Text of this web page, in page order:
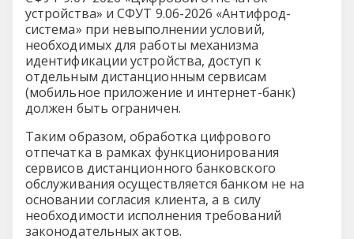
устройства» и СФУТ 9.06-2026 «Антифрод-
система» при невыполнении условий,
необходимых для работы механизма
идентификации устройства, доступ к
отдельным дистанционным сервисам
(мобильное приложение и интернет-банк)
должен быть ограничен.
Таким образом, обработка цифрового
отпечатка в рамках функционирования
сервисов дистанционного банковского
обслуживания осуществляется банком не на
основании согласия клиента, а в силу
необходимости исполнения требований
законодательных актов.